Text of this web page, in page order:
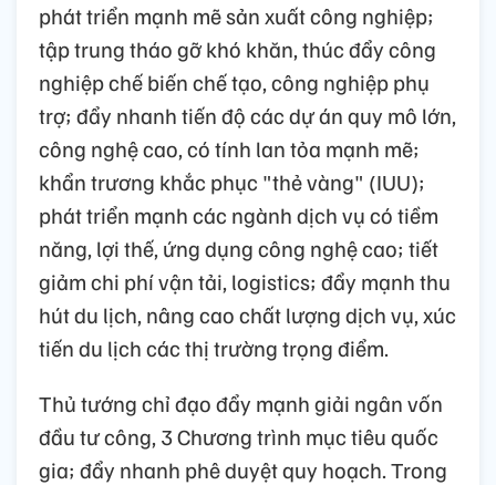
phát triển mạnh mẽ sản xuất công nghiệp;
tập trung tháo gỡ khó khăn, thúc đẩy công
nghiệp chế biến chế tạo, công nghiệp phụ
trợ; đẩy nhanh tiến độ các dự án quy mô lớn,
công nghệ cao, có tính lan tỏa mạnh mẽ;
khẩn trương khắc phục "thẻ vàng" (IUU);
phát triển mạnh các ngành dịch vụ có tiềm
năng, lợi thế, ứng dụng công nghệ cao; tiết
giảm chi phí vận tải, logistics; đẩy mạnh thu
hút du lịch, nâng cao chất lượng dịch vụ, xúc
tiến du lịch các thị trường trọng điểm.
Thủ tướng chỉ đạo đẩy mạnh giải ngân vốn
đầu tư công, 3 Chương trình mục tiêu quốc
gia; đẩy nhanh phê duyệt quy hoạch. Trong